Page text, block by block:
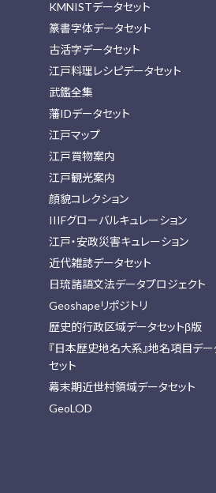
KMNISTデータセット
篆書字体データセット
古活字データセット
江戸料理レシピデータセット
武鑑全集
藩IDデータセット
江戸マップ
江戸買物案内
江戸観光案内
顔貌コレクション
IIIFグローバルキュレーション
江戸・安政災害キュレーション
近代雑誌データセット
日琉諸語文法データプロジェクト
Geoshapeリポジトリ
歴史的行政区域データセットβ版
『日本歴史地名大系』地名項目デー
セット
幕末期近世村領域データセット
GeoLOD